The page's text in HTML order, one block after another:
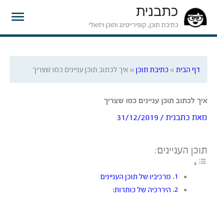
כתבנית
כתיבת תוכן, קופירייטינג ותוכן ויזואלי
דף הבית » כתיבת תוכן » איך לכתוב תוכן עניינים כמו שצריך
איך לכתוב תוכן עניינים כמו שצריך
מאת כתבנית/
31/12/2019
תוכן העניינים:
מרכיביו של תוכן העניינים
היררכיה של כותרות: